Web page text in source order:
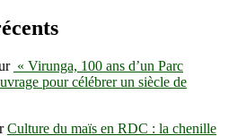
« Virunga, 100 ans d’un Parc
pour célébrer un siècle de
Culture du maïs en RDC : la chenille